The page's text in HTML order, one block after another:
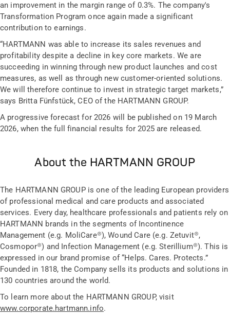
an improvement in the margin range of 0.3%. The company's
Transformation Program once again made a significant
contribution to earnings.
“HARTMANN was able to increase its sales revenues and
profitability despite a decline in key core markets. We are
succeeding in winning through new product launches and cost
measures, as well as through new customer-oriented solutions.
We will therefore continue to invest in strategic target markets,”
says Britta Fünfstück, CEO of the HARTMANN GROUP.
A progressive forecast for 2026 will be published on 19 March
2026, when the full financial results for 2025 are released.
About the HARTMANN GROUP
The HARTMANN GROUP is one of the leading European providers
of professional medical and care products and associated
services. Every day, healthcare professionals and patients rely on
HARTMANN brands in the segments of Incontinence
Management (e.g. MoliCare®), Wound Care (e.g. Zetuvit®,
Cosmopor®) and Infection Management (e.g. Sterillium®). This is
expressed in our brand promise of “Helps. Cares. Protects.”
Founded in 1818, the Company sells its products and solutions in
130 countries around the world.
To learn more about the HARTMANN GROUP, visit
www.corporate.hartmann.info.